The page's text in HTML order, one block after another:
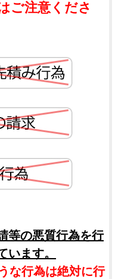
ご注意くださ
等の悪質行為を行
います。
な行為は絶対に行